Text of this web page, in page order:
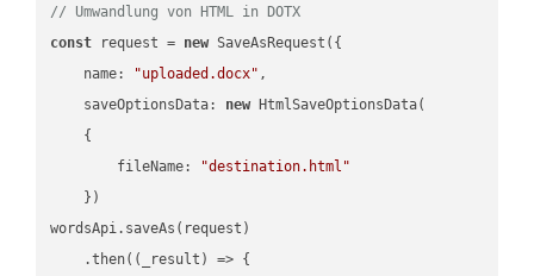
// Umwandlung von HTML in DOTX
const request = new SaveAsRequest({
name: "uploaded.docx" ,
saveOptionsData: new HtmlSaveOptionsData(
    {
fileName:
"destination.html"
    })
wordsApi.saveAs(request)
    .then(
( _result ) => {